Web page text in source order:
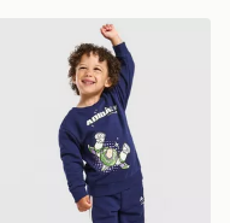
Camo 3-Piece Set
x Disney Pixar Toy